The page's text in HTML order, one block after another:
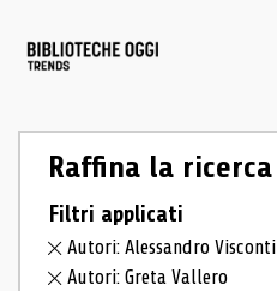
Raffina la ricerca
Filtri applicati
Autori: Alessandro Visconti
Autori: Greta Vallero